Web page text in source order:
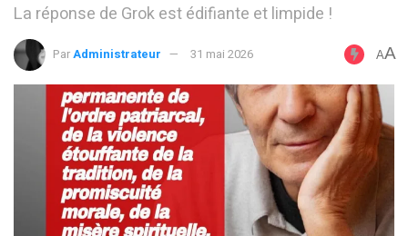
La réponse de Grok est édifiante et limpide !
ParAdministrateur 31 mai 2026 AA